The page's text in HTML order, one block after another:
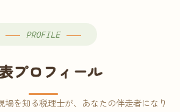
PROFILE
プロフィール
を知る税理士が、あなたの伴走者になり